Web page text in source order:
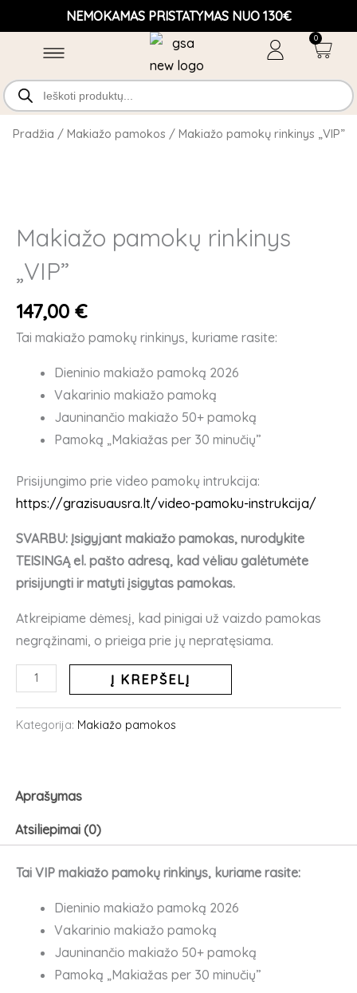
prie
NEMOKAMAS PRISTATYMAS NUO 130€
0
Cart
Products
search
Pradžia / Makiažo pamokos / Makiažo pamokų rinkinys „VIP”
Makiažo pamokų rinkinys
„VIP”
147,00 €
Tai makiažo pamokų rinkinys, kuriame rasite:
Dieninio makiažo pamoką 2026
Vakarinio makiažo pamoką
Jauninančio makiažo 50+ pamoką
Pamoką „Makiažas per 30 minučių”
Prisijungimo prie video pamokų intrukcija:
https://grazisuausra.lt/video-pamoku-instrukcija/
SVARBU: Įsigyjant makiažo pamokas, nurodykite
TEISINGĄ el. pašto adresą, kad vėliau galėtumėte
prisijungti ir matyti įsigytas pamokas.
Atkreipiame dėmesį, kad pinigai už vaizdo pamokas
negrąžinami, o prieiga prie jų nepratęsiama.
produkto
kiekis:
Makiažo
Į KREPŠELĮ
Kategorija: Makiažo pamokos
Aprašymas
Atsiliepimai (0)
Tai VIP makiažo pamokų rinkinys, kuriame rasite:
Dieninio makiažo pamoką 2026
Vakarinio makiažo pamoką
Jauninančio makiažo 50+ pamoką
Pamoką „Makiažas per 30 minučių”